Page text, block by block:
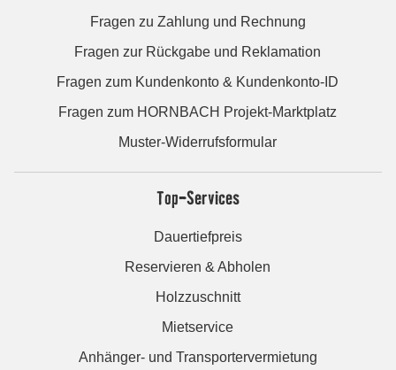
Fragen zu Zahlung und Rechnung
Fragen zur Rückgabe und Reklamation
Fragen zum Kundenkonto & Kundenkonto-ID
Fragen zum HORNBACH Projekt-Marktplatz
Muster-Widerrufsformular
Top-Services
Dauertiefpreis
Reservieren & Abholen
Holzzuschnitt
Mietservice
Anhänger- und Transportervermietung